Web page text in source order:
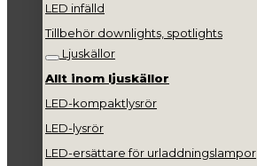
LED infälld
Tillbehör downlights, spotlights
Ljuskällor
Allt inom ljuskällor
LED-kompaktlysrör
LED-lysrör
LED-ersättare för urladdningslampor